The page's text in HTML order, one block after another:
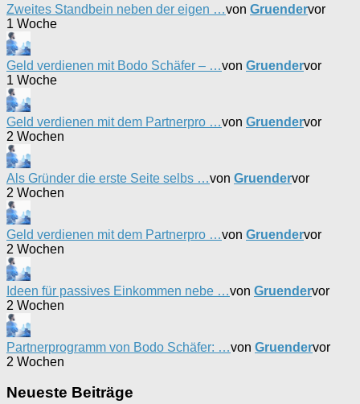
Zweites Standbein neben der eigen …von Gruendervor
1 Woche
Geld verdienen mit Bodo Schäfer – …von Gruendervor
1 Woche
Geld verdienen mit dem Partnerpro …von Gruendervor
2 Wochen
Als Gründer die erste Seite selbs …von Gruendervor
2 Wochen
Geld verdienen mit dem Partnerpro …von Gruendervor
2 Wochen
Ideen für passives Einkommen nebe …von Gruendervor
2 Wochen
Partnerprogramm von Bodo Schäfer: …von Gruendervor
2 Wochen
Neueste Beiträge